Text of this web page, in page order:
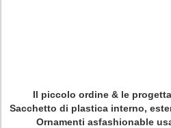
Il piccolo ordine & le
Sacchetto di plastica interno,
Ornamenti asfashionable